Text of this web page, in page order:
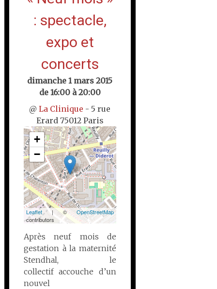
: spectacle,
expo et
concerts
dimanche 1 mars 2015
de 16:00 à 20:00
@La Clinique - 5 rue
Erard 75012 Paris
+
−
Leaflet| © OpenStreetMap
contributors
Après neuf mois de
gestation à la maternité
Stendhal, le
collectif accouche d’un
nouvel